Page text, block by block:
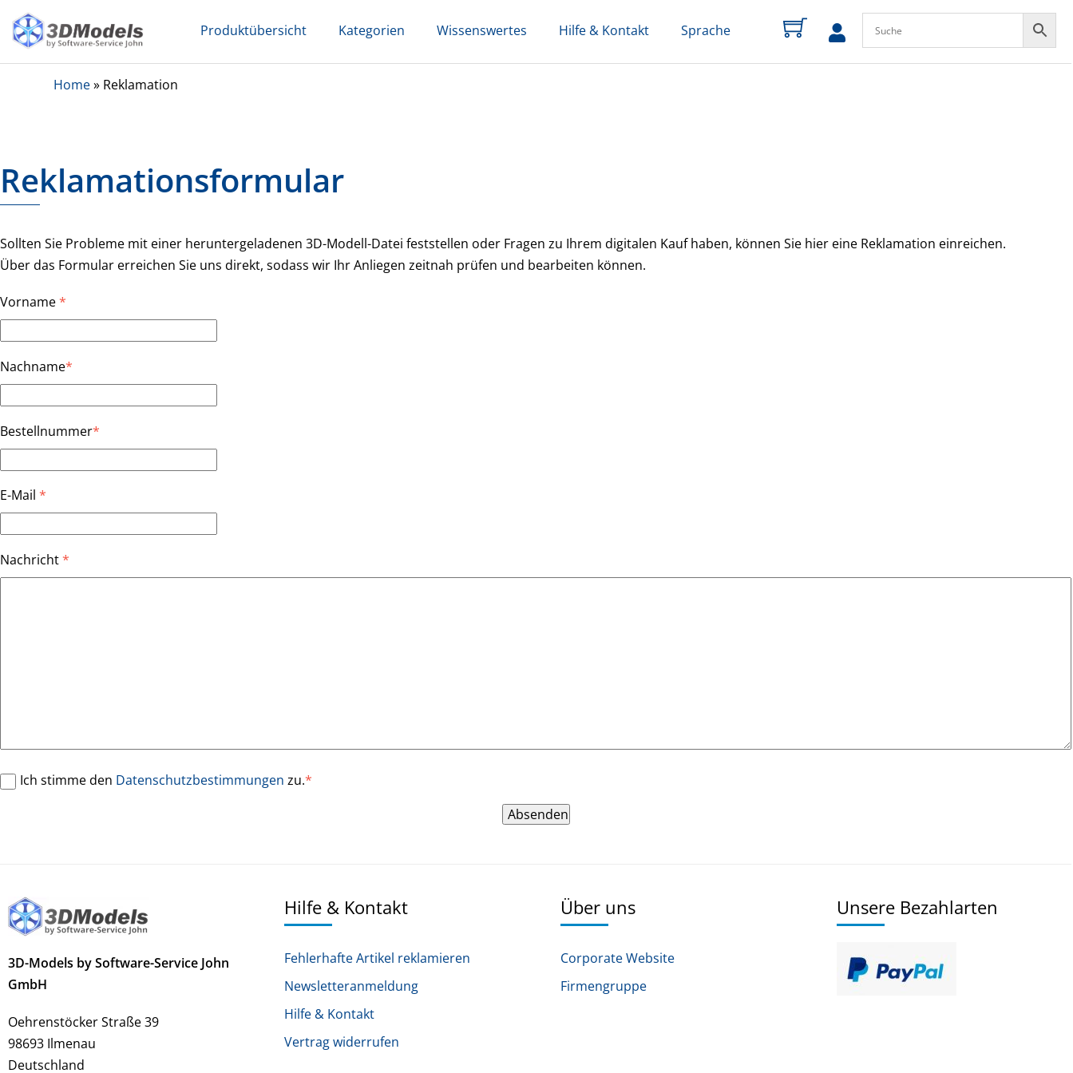
content
Produktübersicht Kategorien Wissenswertes Hilfe & Kontakt Sprache
zum
Profil
Home» Reklamation
Reklamationsformular
Sollten Sie Probleme mit einer heruntergeladenen 3D-Modell-Datei feststellen oder Fragen zu Ihrem digitalen Kauf haben, können Sie hier eine Reklamation einreichen.
Über das Formular erreichen Sie uns direkt, sodass wir Ihr Anliegen zeitnah prüfen und bearbeiten können.
Vorname*
Nachname*
Bestellnummer*
E-Mail *
Nachricht*
Ich stimme den Datenschutzbestimmungen zu.*
Absenden
3D-Models by Software-Service John
GmbH
Oehrenstöcker Straße 39
98693 Ilmenau
Deutschland
Hilfe & Kontakt
Fehlerhafte Artikel reklamieren
Newsletteranmeldung
Hilfe & Kontakt
Vertrag widerrufen
Über uns
Corporate Website
Firmengruppe
Unsere Bezahlarten